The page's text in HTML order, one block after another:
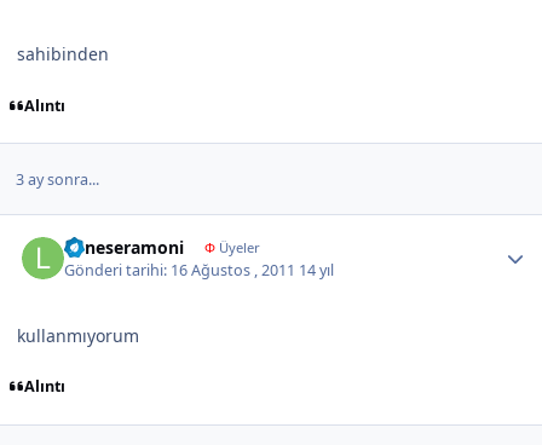
sahibinden
Alıntı
3 ay sonra...
Loneseramoni ΦÜyeler
Gönderi tarihi: 16 Ağustos , 2011 14 yıl
kullanmıyorum
Alıntı